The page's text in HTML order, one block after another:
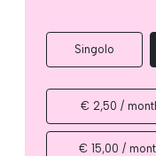
Singolo
€ 2,50 /
€ 15,00 /